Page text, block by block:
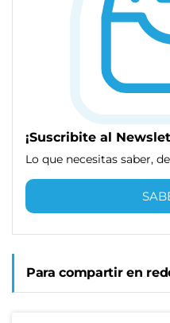
¡Suscribite al
Lo que necesitas saber,
Para compartir en